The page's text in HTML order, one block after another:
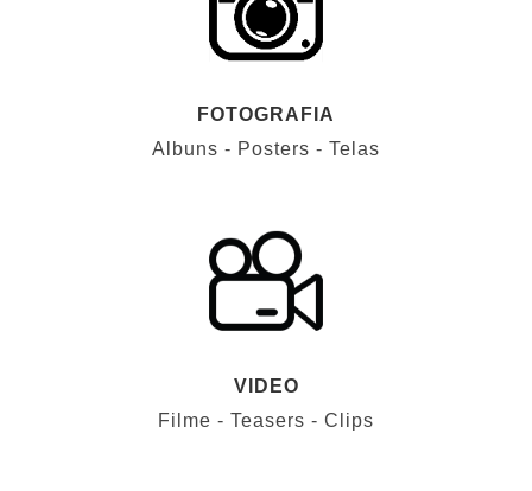
FOTOGRAFIA
Albuns - Posters - Telas
VIDEO
Filme - Teasers - Clips